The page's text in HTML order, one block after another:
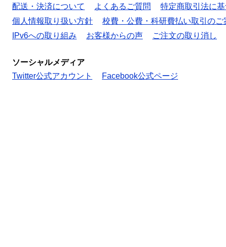
配送・決済について
よくあるご質問
特定商取引法に
個人情報取り扱い方針
校費・公費・科研費払い取引のご
IPv6への取り組み
お客様からの声 ご注文の取り消し
ソーシャルメディア
Twitter公式アカウント
Facebook公式ページ